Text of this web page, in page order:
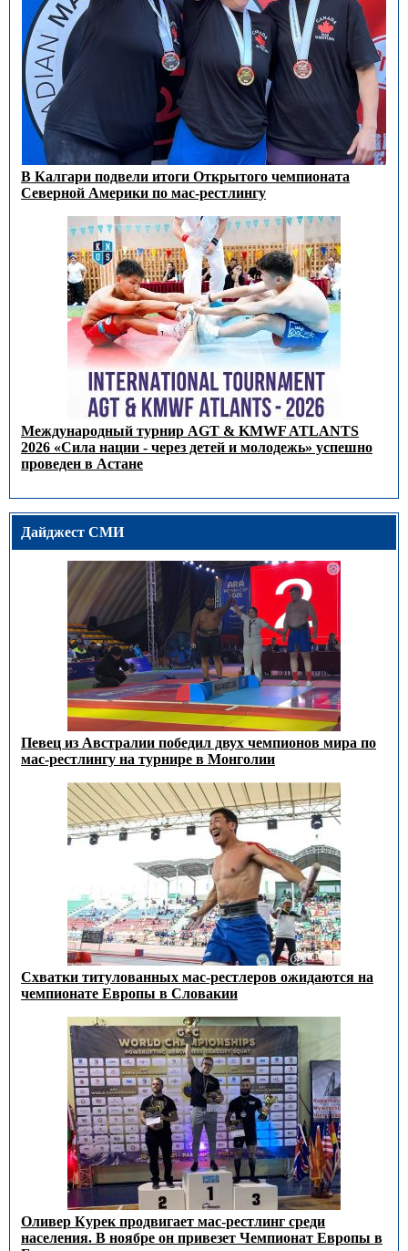
В Калгари подвели итоги Открытого чемпионата
Северной Америки по мас-рестлингу
Международный турнир AGT & KMWF ATLANTS
2026 «Сила нации - через детей и молодежь» успешно
проведен в Астане
Дайджест СМИ
Певец из Австралии победил двух чемпионов мира по
мас-рестлингу на турнире в Монголии
Схватки титулованных мас-рестлеров ожидаются на
чемпионате Европы в Словакии
Оливер Курек продвигает мас-рестлинг среди
населения. В ноябре он привезет Чемпионат Европы в